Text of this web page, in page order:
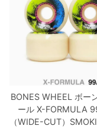
BONES WHEEL ボー
ールX-FORMULA
（WIDE-CUT）